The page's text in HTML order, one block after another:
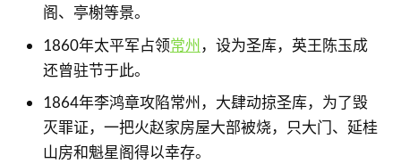
阁、亭榭等景。
1860年太平军占领常州，设为圣库，英王陈玉成
还曾驻节于此。
1864年李鸿章攻陷常州，大肆动掠圣库，为了毁
灭罪证，一把火赵家房屋大部被烧，只大门、延桂
山房和魁星阁得以幸存。